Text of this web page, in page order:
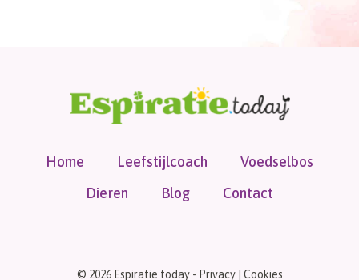
Home Leefstijlcoach
Voedselbos
Dieren
Blog Contact
© 2026 Espiratie.today - Privacy| Cookies